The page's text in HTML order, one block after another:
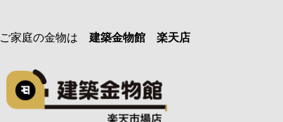
ご家庭の金物は建築金物館 楽天店